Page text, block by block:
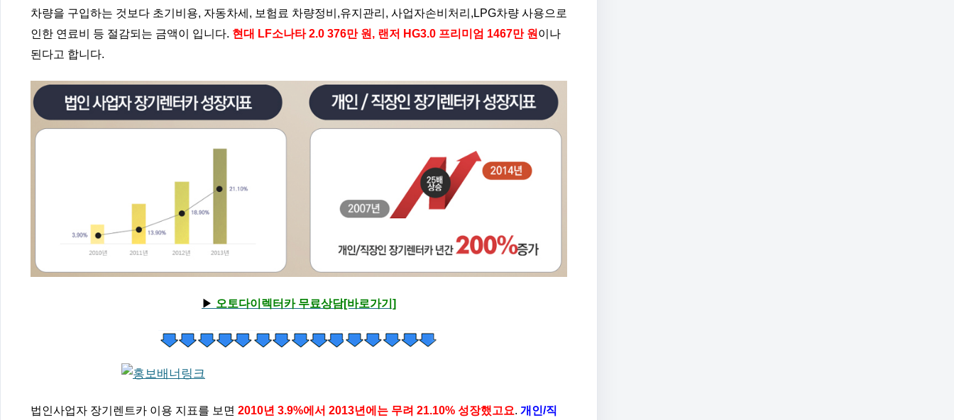
차량을 구입하는 것보다 초기비용, 자동차세, 보험료 차량정비,유지관리, 사업자손비처리,LPG차량 사용으로
인한 연료비 등 절감되는 금액이 입니다. 현대 LF소나타 2.0 376만 원, 랜저 HG3.0 프리미엄 1467만 원 이나
된다고 합니다.
▶ 오토다이렉터카 무료상담[바로가기]
법인사업자 장기렌트카 이용 지표를 보면 2010년 3.9%에서 2013년에는 무려 21.10% 성장했고요. 개인/직